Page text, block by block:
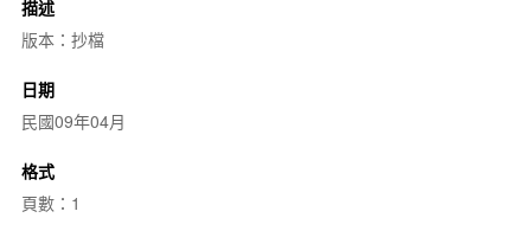
描述
版本：抄檔
日期
民國09年04月
格式
頁數：1